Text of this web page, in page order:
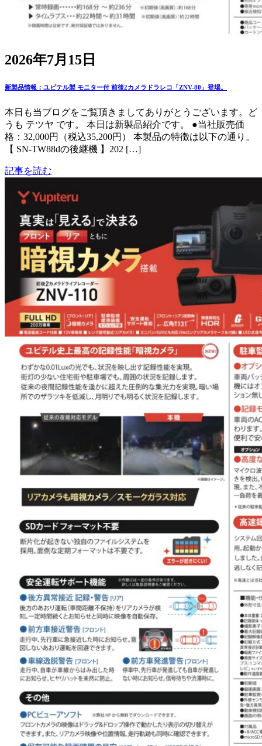
2026年7月15日
新製品情報：ユピテル製 モニター付 前後2カメラドラレコ「ZNV-80」登場。
本日も当ブログをご覧頂きましてありがとうございます。ど
うも テツヤ です。 本日は新製品紹介です。 ●当社販売価
格：32,000円（税込35,200円） 本製品の特徴は以下の通り。
【 SN-TW88dの後継機 】202 […]
記事を読む